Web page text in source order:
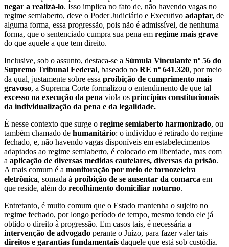
negar a realizá-lo. Isso implica no fato de, não havendo vagas no
regime semiaberto, deve o Poder Judiciário e Executivo adaptar, de
alguma forma, essa progressão, pois não é admissível, de nenhuma
forma, que o sentenciado cumpra sua pena em regime mais grave
do que aquele a que tem direito.
Inclusive, sob o assunto, destaca-se a Súmula Vinculante nº 56 do
Supremo Tribunal Federal, baseado no RE nº 641.320, por meio
da qual, justamente sobre essa proibição de cumprimento mais
gravoso, a Suprema Corte formalizou o entendimento de que tal
excesso na execução da pena viola os princípios constitucionais
da individualização da pena e da legalidade.
É nesse contexto que surge o regime semiaberto harmonizado, ou
também chamado de humanitário: o indivíduo é retirado do regime
fechado, e, não havendo vagas disponíveis em estabelecimentos
adaptados ao regime semiaberto, é colocado em liberdade, mas com
a aplicação de diversas medidas cautelares, diversas da prisão.
A mais comum é a monitoração por meio de tornozeleira
eletrônica, somada à proibição de se ausentar da comarca em
que reside, além do recolhimento domiciliar noturno.
Entretanto, é muito comum que o Estado mantenha o sujeito no
regime fechado, por longo período de tempo, mesmo tendo ele já
obtido o direito à progressão. Em casos tais, é necessária a
intervenção de advogado perante o Juízo, para fazer valer tais
direitos e garantias fundamentais daquele que está sob custódia.